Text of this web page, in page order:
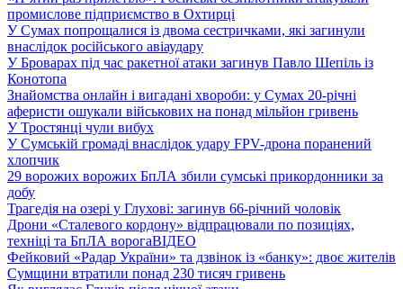
промислове підприємство в Охтирці
У Сумах попрощалися із двома сестричками, які загинули
внаслідок російського авіаудару
У Броварах під час ракетної атаки загинув Павло Шепіль із
Конотопа
Знайомства онлайн і вигадані хвороби: у Сумах 20-річні
аферисти ошукали військових на понад мільйон гривень
У Тростянці чули вибух
У Сумській громаді внаслідок удару FPV-дрона поранений
хлопчик
29 ворожих ворожих БпЛА збили сумські прикордонники за
добу
Трагедія на озері у Глухові: загинув 66-річний чоловік
Дрони «Сталевого кордону» відпрацювали по позиціях,
техніці та БпЛА ворогаВІДЕО
Фейковий «Радар України» та дзвінок із «банку»: двоє жителів
Сумщини втратили понад 230 тисяч гривень